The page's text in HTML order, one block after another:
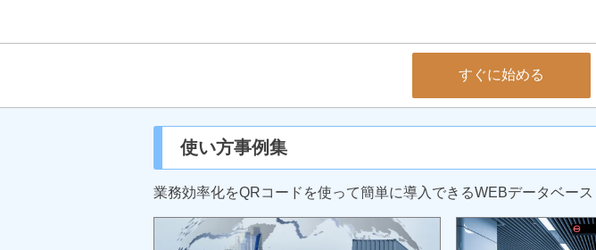
すぐに始める
使い方事例集
業務効率化をQRコードを使って簡単に導入できるWEBデータベース